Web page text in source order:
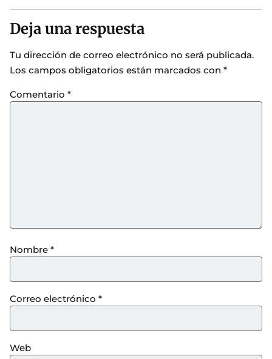
Deja una respuesta
Tu dirección de correo electrónico no será publicada.
Los campos obligatorios están marcados con *
Comentario *
Nombre *
Correo electrónico *
Web